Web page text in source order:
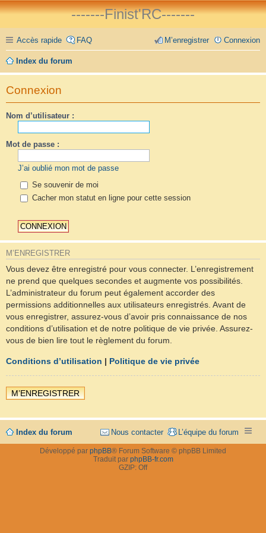
-------Finist'RC-------
Accès rapide FAQ Connexion
M’enregistrer
Index du forum
Connexion
Nom d’utilisateur :
Mot de passe :
J’ai oublié mon mot de passe
Se souvenir de moi
Cacher mon statut en ligne pour cette session
M’ENREGISTRER
Vous devez être enregistré pour vous connecter. L’enregistrement
ne prend que quelques secondes et augmente vos possibilités.
L’administrateur du forum peut également accorder des
permissions additionnelles aux utilisateurs enregistrés. Avant de
vous enregistrer, assurez-vous d’avoir pris connaissance de nos
conditions d’utilisation et de notre politique de vie privée. Assurez-
vous de bien lire tout le règlement du forum.
Conditions d’utilisation | Politique de vie privée
M’ENREGISTRER
Index du forum L’équipe du forum
Nous contacter
Développé par phpBB® Forum Software © phpBB Limited
Traduit par phpBB-fr.com
GZIP: Off